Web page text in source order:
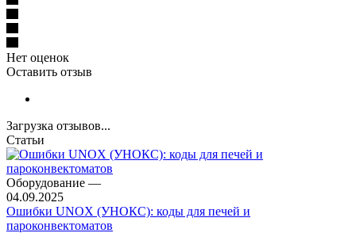
Нет оценок
Оставить отзыв
Загрузка отзывов...
Статьи
Оборудование —
04.09.2025
Ошибки UNOX (УНОКС): коды для печей и
пароконвектоматов